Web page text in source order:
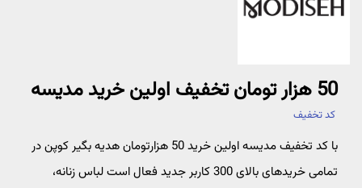
50 هزار تومان تخفیف اولین خرید مدیسه
کد تخفیف
با کد تخفیف مدیسه اولین خرید 50 هزارتومان هدیه بگیر کوپن در
تمامی خریدهای بالای 300 کاربر جدید فعال است لباس زنانه،